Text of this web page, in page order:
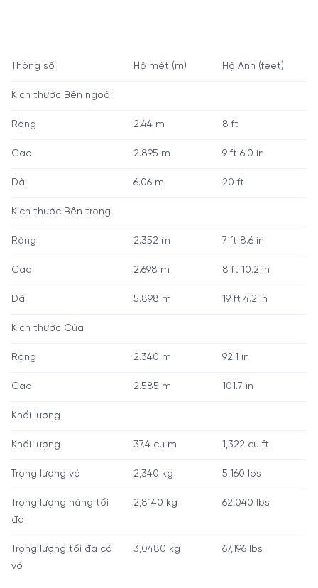
Thông số Hệ mét (m) Hệ Anh (feet)
Kích thước Bên ngoài
Rộng 2.44 m 8 ft
Cao 2.895 m 9 ft 6.0 in
Dài 6.06 m 20 ft
Kích thước Bên trong
Rộng 2.352 m 7 ft 8.6 in
Cao 2.698 m 8 ft 10.2 in
Dài 5.898 m 19 ft 4.2 in
Kích thước Cửa
Rộng 2.340 m 92.1 in
Cao 2.585 m 101.7 in
Khối lượng
Khối lượng 37.4 cu m 1,322 cu ft
Trọng lượng vỏ 2,340 kg 5,160 lbs
Trọng lượng hàng tối
đa
2,8140 kg 62,040 lbs
Trọng lượng tối đa cả
vỏ
3,0480 kg 67,196 lbs